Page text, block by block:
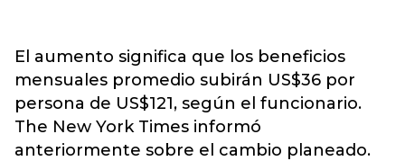
El aumento significa que los beneficios
mensuales promedio subirán US$36 por
persona de US$121, según el funcionario.
The New York Times informó
anteriormente sobre el cambio planeado.